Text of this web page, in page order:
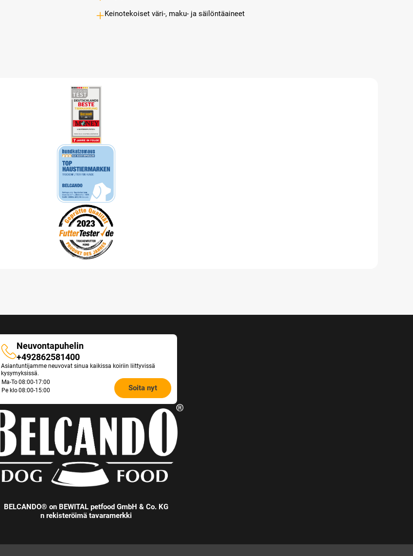
Keinotekoiset väri-, maku- ja säilöntäaineet
Neuvontapuhelin
Neuvontapuhelin
+492862581400
Asiantuntijamme neuvovat sinua kaikissa koiriin liittyvissä
kysymyksissä.
Opening
Feeding
Advice:
Ma-To08:00-17:00
Pe klo08:00-15:00 Soita nyt
BELCANDO® on BEWITAL petfood GmbH & Co. KG
n rekisteröimä tavaramerkki